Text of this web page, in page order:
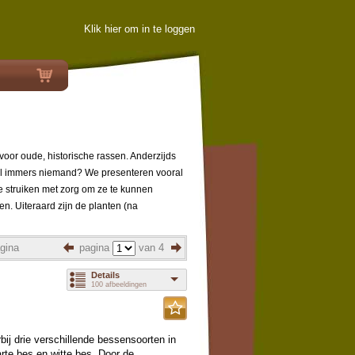
Klik hier om in te loggen
oude, historische rassen. Anderzijds
niemand? We presenteren vooral
met zorg om ze te kunnen
Uiteraard zijn de planten (na
pagina van 4
Details
100 afbeeldingen
drie verschillende bessensoorten in